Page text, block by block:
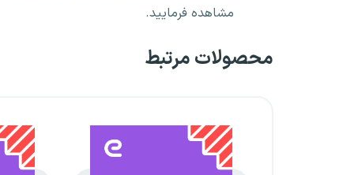
مشاهده فرمایید.
محصولات مرتبط